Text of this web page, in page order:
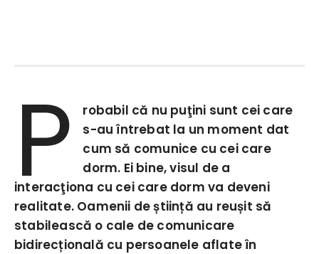
P
robabil că nu puţini sunt cei care
s-au întrebat la un moment dat
cum să comunice cu cei care
dorm. Ei bine, visul de a
interacţiona cu cei care dorm va deveni
realitate. Oamenii de știință au reușit să
stabilească o cale de comunicare
bidirecțională cu persoanele aflate în